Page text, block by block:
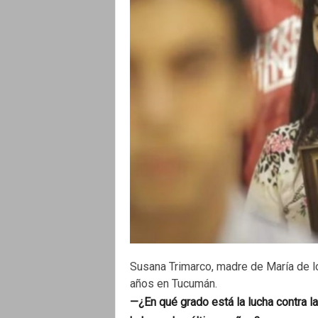
Susana Trimarco, madre de María
años en Tucumán.
—¿En qué grado está la lucha contra